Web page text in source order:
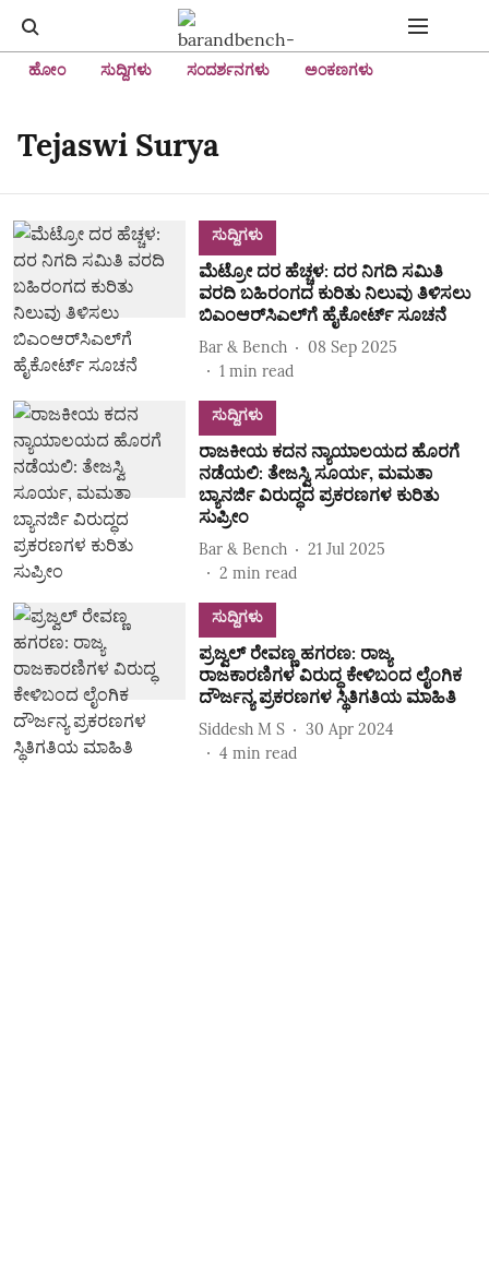
ಹೋಂ ಸುದ್ದಿಗಳು ಸಂದರ್ಶನಗಳು ಅಂಕಣಗಳು
Tejaswi Surya
ಸುದ್ದಿಗಳು
ಮೆಟ್ರೋ ದರ ಹೆಚ್ಚಳ: ದರ ನಿಗದಿ ಸಮಿತಿ
ವರದಿ ಬಹಿರಂಗದ ಕುರಿತು ನಿಲುವು ತಿಳಿಸಲು
ಬಿಎಂಆರ್‌ಸಿಎಲ್‌ಗೆ ಹೈಕೋರ್ಟ್‌ ಸೂಚನೆ
Bar & Bench
08 Sep 2025
1 min read
ಸುದ್ದಿಗಳು
ರಾಜಕೀಯ ಕದನ ನ್ಯಾಯಾಲಯದ ಹೊರಗೆ
ನಡೆಯಲಿ: ತೇಜಸ್ವಿ ಸೂರ್ಯ, ಮಮತಾ
ಬ್ಯಾನರ್ಜಿ ವಿರುದ್ಧದ ಪ್ರಕರಣಗಳ ಕುರಿತು
ಸುಪ್ರೀಂ
Bar & Bench
21 Jul 2025
2 min read
ಸುದ್ದಿಗಳು
ಪ್ರಜ್ವಲ್‌ ರೇವಣ್ಣ ಹಗರಣ: ರಾಜ್ಯ
ರಾಜಕಾರಣಿಗಳ ವಿರುದ್ಧ ಕೇಳಿಬಂದ ಲೈಂಗಿಕ
ದೌರ್ಜನ್ಯ ಪ್ರಕರಣಗಳ ಸ್ಥಿತಿಗತಿಯ ಮಾಹಿತಿ
Siddesh M S
30 Apr 2024
4 min read